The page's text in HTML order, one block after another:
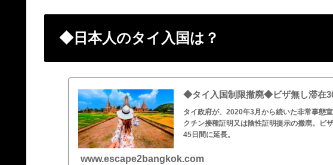
◆日本人のタイ入国は？
◆タイ入国制限撤廃◆ビザ無し滞在
タイ政府が、2020年3月から続いた非常事態
クチン接種証明又は陰性証明提示の撤廃。ビ
45日間に延長。
www.escape2bangkok.com